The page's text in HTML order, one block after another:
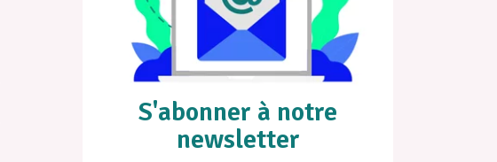
S'abonner à notre
newsletter